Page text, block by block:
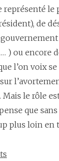
représenté le
de
) ou encore
l’on voix
le rôle
que
plus loin en